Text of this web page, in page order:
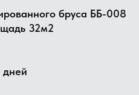
бруса ББ-008
32м2
дней